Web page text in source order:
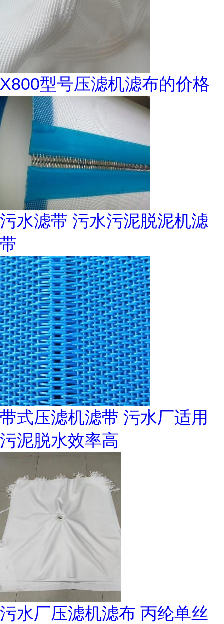
X800型号压滤机滤布的价格
污水滤带 污水污泥脱泥机滤
带
带式压滤机滤带 污水厂适用
污泥脱水效率高
污水厂压滤机滤布 丙纶单丝